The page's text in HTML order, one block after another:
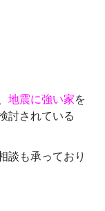
地震に強い家を
討されている
談も承っており